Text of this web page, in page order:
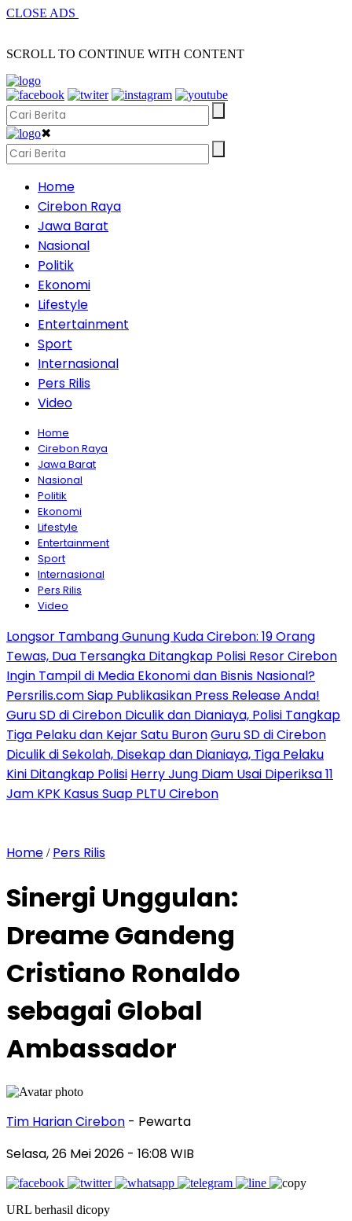
CLOSE ADS
SCROLL TO CONTINUE WITH CONTENT
✖
Home
Cirebon Raya
Jawa Barat
Nasional
Politik
Ekonomi
Lifestyle
Entertainment
Sport
Internasional
Pers Rilis
Video
Home
Cirebon Raya
Jawa Barat
Nasional
Politik
Ekonomi
Lifestyle
Entertainment
Sport
Internasional
Pers Rilis
Video
Longsor Tambang Gunung Kuda Cirebon: 19 Orang
Tewas, Dua Tersangka Ditangkap Polisi Resor Cirebon
Ingin Tampil di Media Ekonomi dan Bisnis Nasional?
Persrilis.com Siap Publikasikan Press Release Anda!
Guru SD di Cirebon Diculik dan Dianiaya, Polisi Tangkap
Tiga Pelaku dan Kejar Satu BuronGuru SD di Cirebon
Diculik di Sekolah, Disekap dan Dianiaya, Tiga Pelaku
Kini Ditangkap Polisi Herry Jung Diam Usai Diperiksa 11
Jam KPK Kasus Suap PLTU Cirebon
Home / Pers Rilis
Sinergi Unggulan:
Dreame Gandeng
Cristiano Ronaldo
sebagai Global
Ambassador
Tim Harian Cirebon - Pewarta
Selasa, 26 Mei 2026 - 16:08 WIB
URL berhasil dicopy